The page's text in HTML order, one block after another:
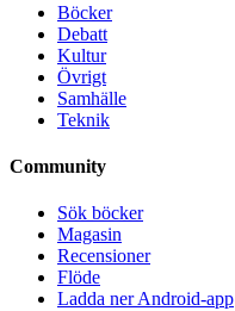
Böcker
Debatt
Kultur
Övrigt
Samhälle
Teknik
Community
Sök böcker
Magasin
Recensioner
Flöde
Ladda ner Android-app